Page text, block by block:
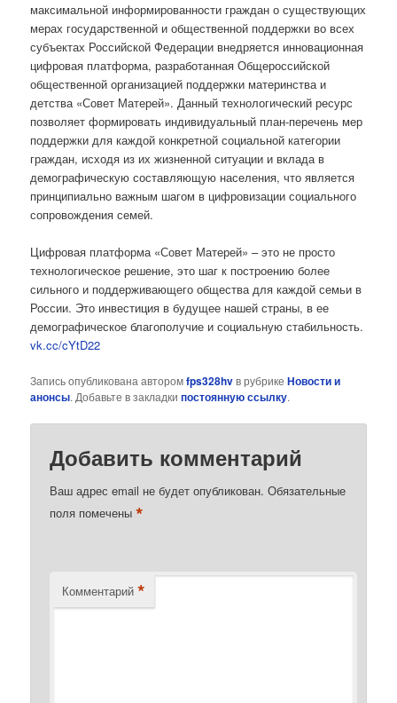
максимальной информированности граждан о существующих
мерах государственной и общественной поддержки во всех
субъектах Российской Федерации внедряется инновационная
цифровая платформа, разработанная Общероссийской
общественной организацией поддержки материнства и
детства «Совет Матерей». Данный технологический ресурс
позволяет формировать индивидуальный план-перечень мер
поддержки для каждой конкретной социальной категории
граждан, исходя из их жизненной ситуации и вклада в
демографическую составляющую населения, что является
принципиально важным шагом в цифровизации социального
сопровождения семей.
Цифровая платформа «Совет Матерей» – это не просто
технологическое решение, это шаг к построению более
сильного и поддерживающего общества для каждой семьи в
России. Это инвестиция в будущее нашей страны, в ее
демографическое благополучие и социальную стабильность.
vk.cc/cYtD22
Запись опубликована авторомfps328hvв рубрикеНовости и
анонсы. Добавьте в закладкипостоянную ссылку.
Добавить комментарий
Ваш адрес email не будет опубликован. Обязательные
поля помечены*
Комментарий *